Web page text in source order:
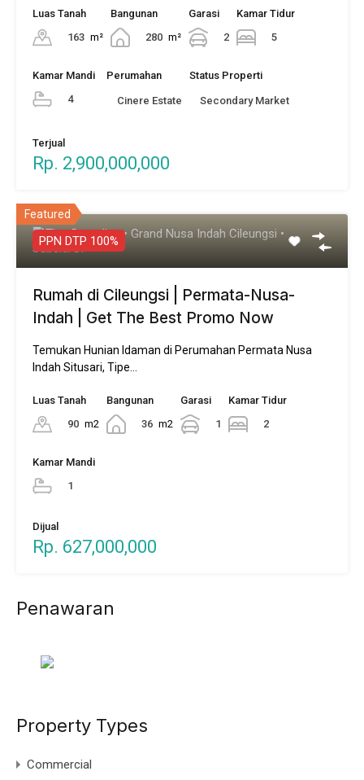
Luas Tanah
163 m²
Bangunan
280 m²
Garasi
2
Kamar Tidur
5
Kamar Mandi
4
Perumahan
Cinere Estate
Status Properti
Secondary Market
Terjual
Rp. 2,900,000,000
Featured
PPN DTP 100%
Rumah di Cileungsi | Permata-Nusa-
Indah | Get The Best Promo Now
Temukan Hunian Idaman di Perumahan Permata Nusa
Indah Situsari, Tipe…
Luas Tanah
90 m2
Bangunan
36 m2
Garasi
1
Kamar Tidur
2
Kamar Mandi
1
Dijual
Rp. 627,000,000
Penawaran
Property Types
Commercial